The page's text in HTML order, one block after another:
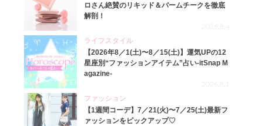
ロさん絶賛のリキッド＆バームチークを徹底
解剖！
2026.8.4
ライフスタイル
【2026年8／1(土)〜8／15(土)】運気UPの12
星座別“ファッションアイテム”占い-itSnap M
agazine-
2026.8.1
ファッション
【1週間コーデ】7／21(火)〜7／25(土)最新フ
ァッションをピックアップ♡